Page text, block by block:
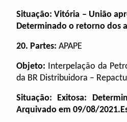
Situação:Vitória – União
Determinado o retorno dos
20. Partes: APAPE
Objeto: Interpelação da
da BR Distribuidora –
Situação: Exitosa:
Arquivado em 09/08/